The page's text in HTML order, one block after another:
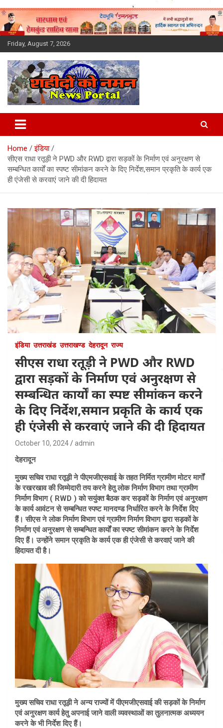
Skip
to
content
Friday, August 7, 2026
Latest News Today, Breaking
News, Uttarakhand News in
Hindi
Home
इंडिया
सीएस राधा रतूड़ी ने PWD और RWD द्वारा सड़कों के निर्माण एवं अनुरक्षण से
सम्बन्धित कार्यों का स्पष्ट सीमांकन करने के दिए निर्देश,समान प्रकृति के कार्य एक
ही एंजेसी से करवाएं जाने की दी हिदायत
इंडिया उत्तराखंड उत्तराखण्ड देहरादून राज्य
सीएस राधा रतूड़ी ने PWD और RWD
द्वारा सड़कों के निर्माण एवं अनुरक्षण से
सम्बन्धित कार्यों का स्पष्ट सीमांकन करने
के दिए निर्देश,समान प्रकृति के कार्य एक
ही एंजेसी से करवाएं जाने की दी हिदायत
October 10, 2024 admin
देहरादून
मुख्य सचिव राधा रतूड़ी ने पीएमजीएसवाई के तहत निर्मित ग्रामीण मोटर मार्गों
के रखरखाव की जिम्मेदारी तय करने हेतु लोक निर्माण विभाग तथा ग्रामीण
निर्माण विभाग ( RWD ) को सयुंक्त बैठक कर सड़कों के निर्माण एवं अनुरक्षण
के कार्य आवंटन से सम्बन्धित स्पष्ट मानदण्ड निर्धारित करने के निर्देश दिए
हैं। सीएस ने लोक निर्माण विभाग एवं ग्रामीण निर्माण विभाग द्वारा सड़कों के
निर्माण एवं अनुरक्षण से सम्बन्धित कार्यों का स्पष्ट सीमांकन करने के निर्देश
दिए हैं। उन्होंने समान प्रकृति के कार्य एक ही एंजेसी से करवाएं जाने की
हिदायत दी है।
मुख्य सचिव राधा रतूड़ी ने अन्य राज्यों में पीएमजीएसवाई की सड़कों के निर्माण
एवं अनुरक्षण कार्य हेतु अपनाई जाने वाली व्यवस्थाओं का तुलनात्मक अध्ययन
करने के भी निर्देश दिए हैं।